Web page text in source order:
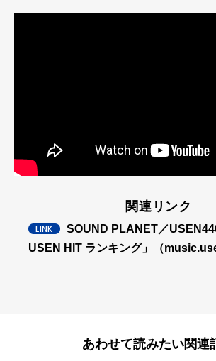
関連リンク
SOUND PLANET／
USEN HIT ランキング」（
あわせて読みたい関連